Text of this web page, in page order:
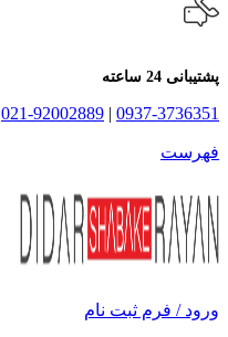
پشتیبانی 24 ساعته
0937-3736351
|
021-92002889
فهرست
ورود / فرم ثبت نام